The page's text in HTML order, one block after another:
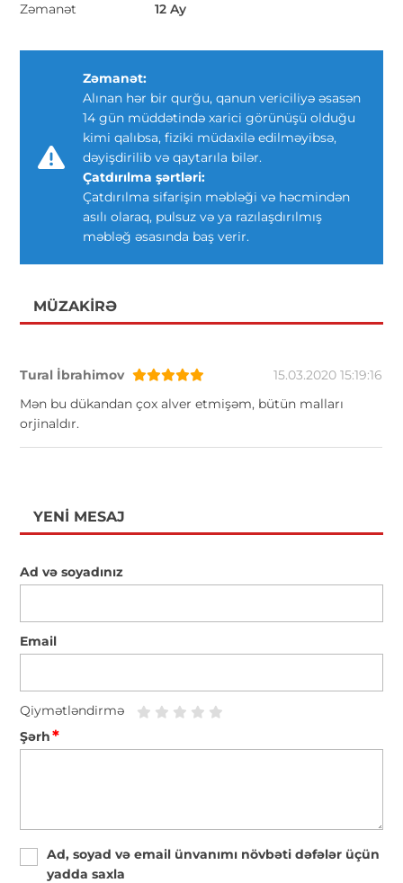
Zəmanət
12 Ay
Zəmanət:
Alınan hər bir qurğu, qanun vericiliyə əsasən
14 gün müddətində xarici görünüşü olduğu
kimi qalıbsa, fiziki müdaxilə edilməyibsə,
dəyişdirilib və qaytarıla bilər.
Çatdırılma şərtləri:
Çatdırılma sifarişin məbləği və həcmindən
asılı olaraq, pulsuz və ya razılaşdırılmış
məbləğ əsasında baş verir.
MÜZAKIRƏ
Tural İbrahimov
15.03.2020 15:19:16
Mən bu dükandan çox alver etmişəm, bütün malları
orjinaldır.
YENI MESAJ
Ad və soyadınız
Email
Qiymətləndirmə
Şərh*
Ad, soyad və email ünvanımı növbəti dəfələr üçün
yadda saxla